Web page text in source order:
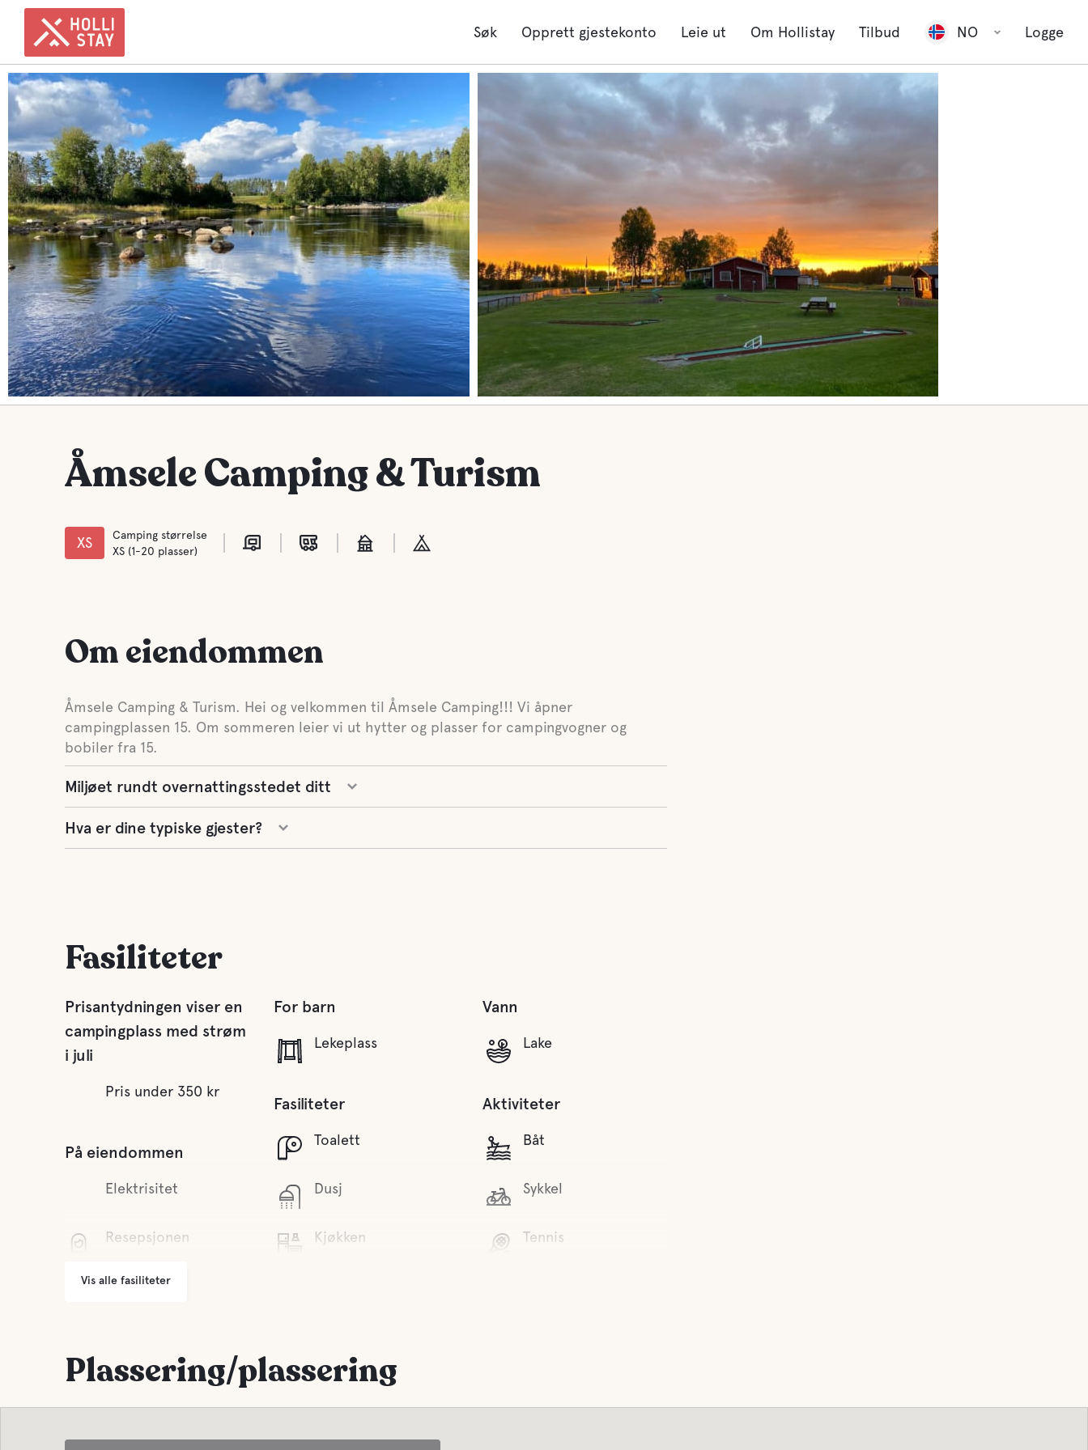
Søk Opprett gjestekonto Leie ut Om Hollistay Tilbud NO Logge
Åmsele Camping & Turism
XS
Camping størrelse
XS (1-20 plasser)
Om eiendommen
Åmsele Camping & Turism. Hei og velkommen til Åmsele Camping!!! Vi åpner
campingplassen 15. Om sommeren leier vi ut hytter og plasser for campingvogner og
bobiler fra 15.
Miljøet rundt overnattingsstedet ditt
Hva er dine typiske gjester?
Fasiliteter
Prisantydningen viser en
campingplass med strøm
i juli
Pris under 350 kr
På eiendommen
Elektrisitet
Resepsjonen
Grill
Vaskerom
For barn
Lekeplass
Fasiliteter
Toalett
Dusj
Kjøkken
andre 200 SEK
/anledninger
Vann
Lake
Aktiviteter
Båt
Sykkel
Tennis
Vis alle fasiliteter
Plassering/plassering